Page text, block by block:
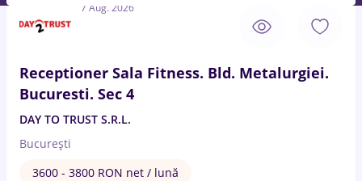
7 Aug. 2026
Receptioner Sala Fitness. Bld. Metalurgiei.
Bucuresti. Sec 4
DAY TO TRUST S.R.L.
București
3600 - 3800 RON net / lună